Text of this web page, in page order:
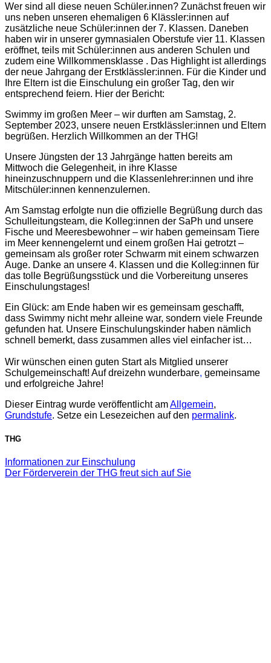
Wer sind all diese neuen Schüler.innen? Zunächst freuen wir
uns neben unseren ehemaligen 6 Klässler:innen auf
zusätzliche neue Schüler:innen der 7. Klassen. Daneben
haben wir in unserer gymnasialen Oberstufe vier 11. Klassen
eröffnet, teils mit Schüler:innen aus anderen Schulen und
zudem eine Willkommensklasse . Das Highlight ist allerdings
der neue Jahrgang der Erstklässler:innen. Für die Kinder und
Ihre Eltern ist die Einschulung ein großer Tag, den wir
entsprechend feiern. Hier der Bericht:
Swimmy im großen Meer – wir durften am Samstag, 2.
September 2023, unsere neuen Erstklässler:innen und Eltern
begrüßen. Herzlich Willkommen an der THG!
Unsere Jüngsten der 13 Jahrgänge hatten bereits am
Mittwoch die Gelegenheit, in ihre Klasse
hineinzuschnuppern und die Klassenlehrer:innen und ihre
Mitschüler:innen kennenzulernen.
Am Samstag erfolgte nun die offizielle Begrüßung durch das
Schulleitungsteam, die Kolleg:innen der SaPh und unsere
Fische und Meeresbewohner – wir haben gemeinsam Tiere
im Meer kennengelernt und einem großen Hai getrotzt –
gemeinsam als großer roter Schwarm mit einem schwarzen
Auge. Danke an unsere 4. Klassen und die Kolleg:innen für
das tolle Begrüßungsstück und die Vorbereitung unseres
Einschulungstages!
Ein Glück: am Ende haben wir es gemeinsam geschafft,
dass Swimmy nicht mehr alleine war, sondern viele Freunde
gefunden hat. Unsere Einschulungskinder haben nämlich
schnell bemerkt, dass zusammen alles viel einfacher ist…
Wir wünschen einen guten Start als Mitglied unserer
Schulgemeinschaft! Auf dreizehn wunderbare, gemeinsame
und erfolgreiche Jahre!
Dieser Eintrag wurde veröffentlicht amAllgemein,
Grundstufe. Setze ein Lesezeichen auf den permalink.
THG
Informationen zur Einschulung
Der Förderverein der THG freut sich auf Sie